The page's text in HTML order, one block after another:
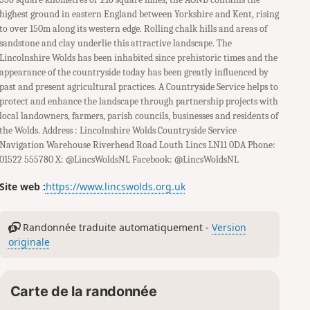
highest ground in eastern England between Yorkshire and Kent, rising
to over 150m along its western edge. Rolling chalk hills and areas of
sandstone and clay underlie this attractive landscape. The
Lincolnshire Wolds has been inhabited since prehistoric times and the
appearance of the countryside today has been greatly influenced by
past and present agricultural practices. A Countryside Service helps to
protect and enhance the landscape through partnership projects with
local landowners, farmers, parish councils, businesses and residents of
the Wolds. Address : Lincolnshire Wolds Countryside Service
Navigation Warehouse Riverhead Road Louth Lincs LN11 0DA Phone:
01522 555780 X: @LincsWoldsNL Facebook: @LincsWoldsNL
Site web :https://www.lincswolds.org.uk
Randonnée traduite automatiquement -Version
originale
Carte de la randonnée